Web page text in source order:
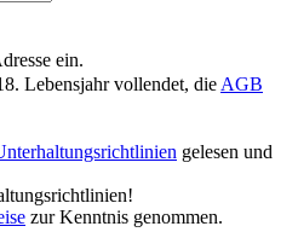
ein.
Lebensjahr vollendet, die AGB
gelesen und
zur Kenntnis genommen.